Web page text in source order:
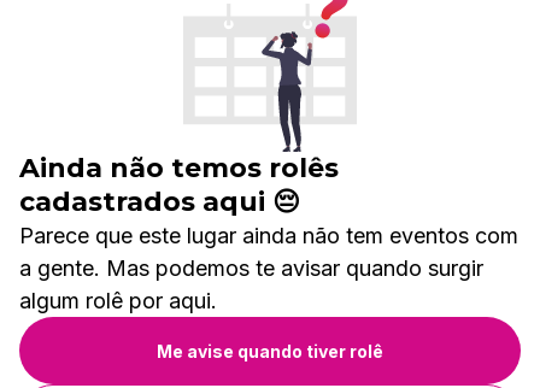
Ainda não temos rolês
cadastrados aqui 😔
Parece que este lugar ainda não tem eventos com
a gente. Mas podemos te avisar quando surgir
algum rolê por aqui.
Me avise quando tiver rolê